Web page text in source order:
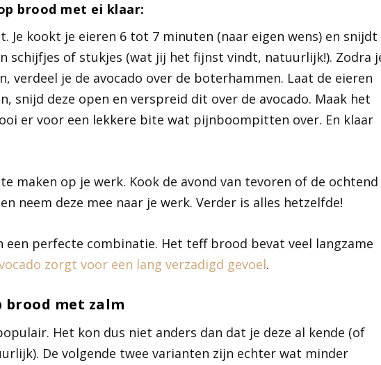
brood met ei klaar:
Je kookt je eieren 6 tot 7 minuten (naar eigen wens) en snijdt
schijfjes of stukjes (wat jij het fijnst vindt, natuurlijk!). Zodra
verdeel je de avocado over de boterhammen. Laat de eieren
snijd deze open en verspreid dit over de avocado. Maak het
er voor een lekkere bite wat pijnboompitten over. En klaar
maken op je werk. Kook de avond van tevoren of de ochtend
neem deze mee naar je werk. Verder is alles hetzelfde!
een perfecte combinatie. Het teff brood bevat veel langzame
zorgt voor een lang verzadigd gevoel.
brood met zalm
Het kon dus niet anders dan dat je deze al kende (of
De volgende twee varianten zijn echter wat minder